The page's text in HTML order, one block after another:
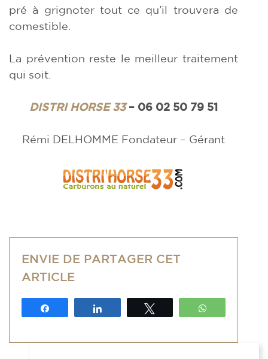
pré à grignoter tout ce qu’il trouvera de
comestible.
La prévention reste le meilleur traitement
qui soit.
DISTRI HORSE 33– 06 02 50 79 51
Rémi DELHOMME Fondateur – Gérant
ENVIE DE PARTAGER CET
ARTICLE